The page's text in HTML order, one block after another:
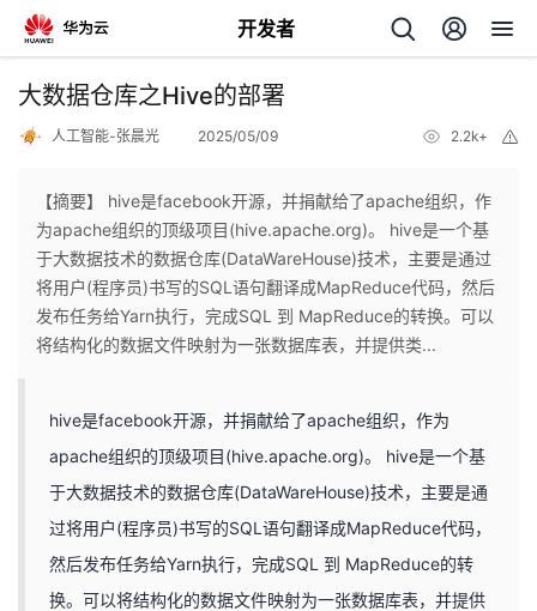
开发者
返
个
人
我
大数据仓库之Hive的部署
人工智能-张晨光 2025/05/09 2.2k+
【摘要】 hive是facebook开源，并捐献给了apache组织，作
为apache组织的顶级项目(hive.apache.org)。 hive是一个基
于大数据技术的数据仓库(DataWareHouse)技术，主要是通过
将用户(程序员)书写的SQL语句翻译成MapReduce代码，然后
发布任务给Yarn执行，完成SQL 到 MapReduce的转换。可以
将结构化的数据文件映射为一张数据库表，并提供类...
hive是facebook开源，并捐献给了apache组织，作为
apache组织的顶级项目(hive.apache.org)。 hive是一个基
于大数据技术的数据仓库(DataWareHouse)技术，主要是通
过将用户(程序员)书写的SQL语句翻译成MapReduce代码，
然后发布任务给Yarn执行，完成SQL 到 MapReduce的转
换。可以将结构化的数据文件映射为一张数据库表，并提供